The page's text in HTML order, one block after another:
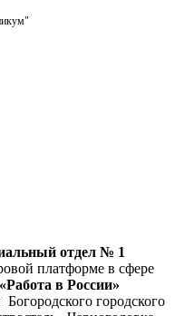
отдел № 1
платформе в сфере
«Работа в России»
городского